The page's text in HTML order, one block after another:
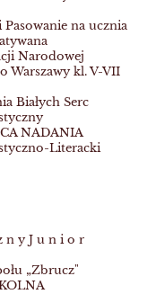
na ucznia
Narodowej
Warszawy kl. V-VII
Białych Serc
NADANIA
Literacki
n y J u n i o r
„Zbrucz"